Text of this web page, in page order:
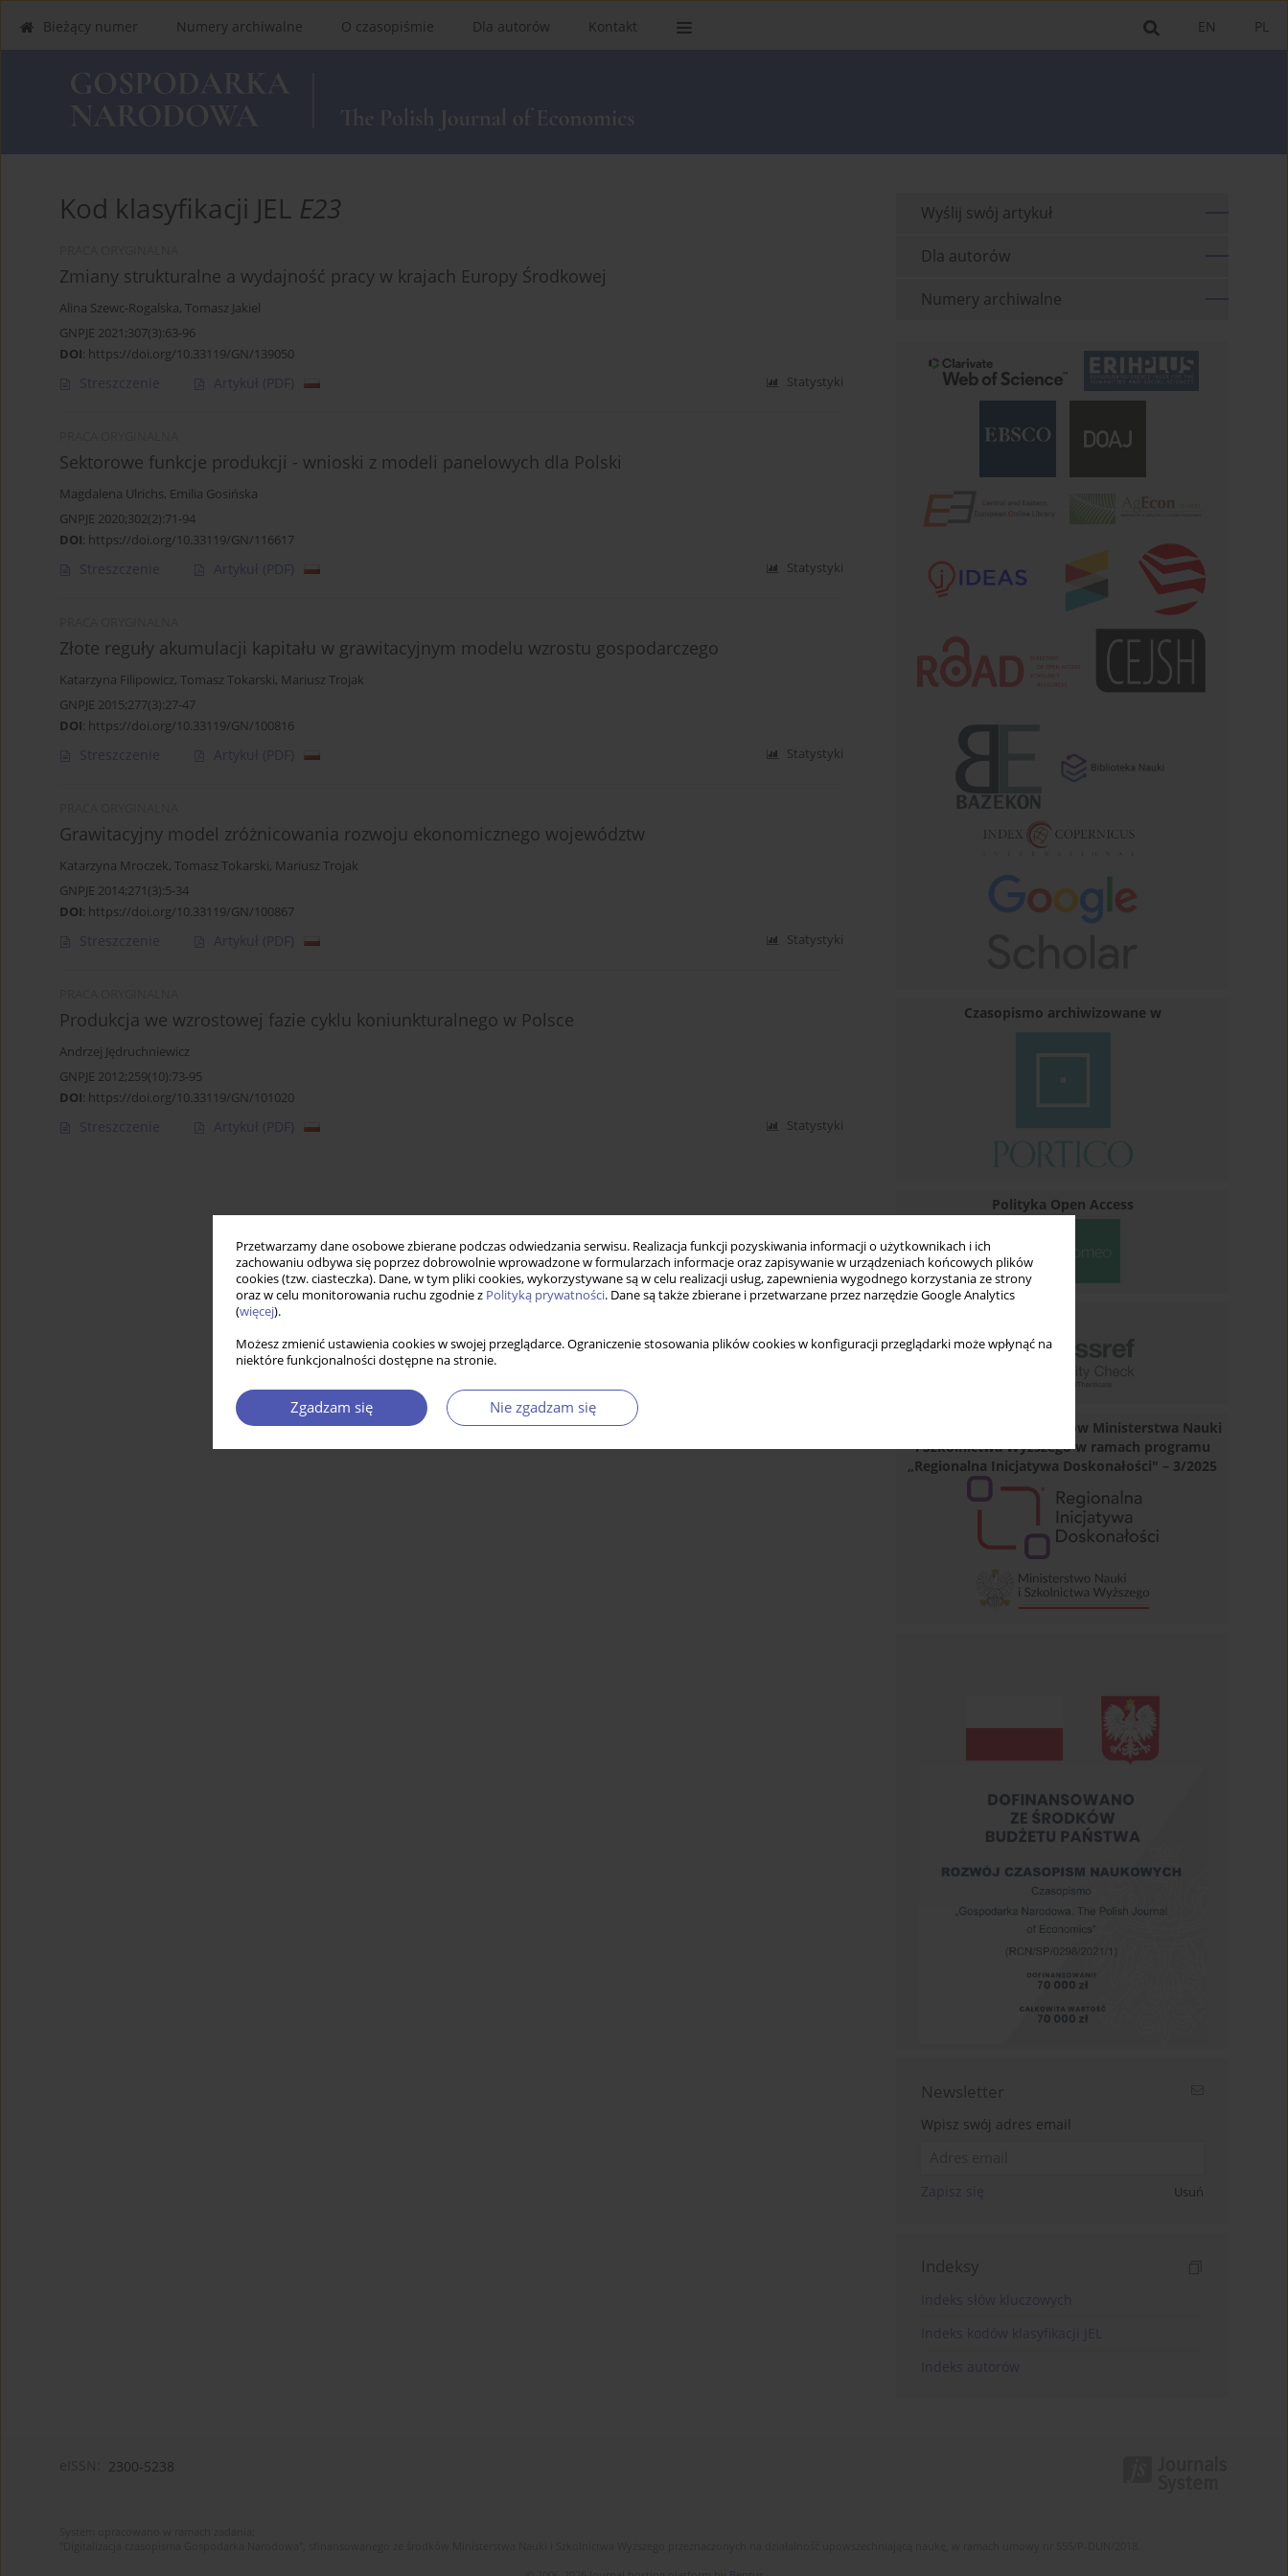
Przetwarzamy dane osobowe zbierane podczas odwiedzania serwisu. Realizacja funkcji pozyskiwania informacji o użytkownikach i ich
zachowaniu odbywa się poprzez dobrowolnie wprowadzone w formularzach informacje oraz zapisywanie w urządzeniach końcowych plików
cookies (tzw. ciasteczka). Dane, w tym pliki cookies, wykorzystywane są w celu realizacji usług, zapewnienia wygodnego korzystania ze strony
oraz w celu monitorowania ruchu zgodnie z Polityką prywatności. Dane są także zbierane i przetwarzane przez narzędzie Google Analytics
(więcej).
Możesz zmienić ustawienia cookies w swojej przeglądarce. Ograniczenie stosowania plików cookies w konfiguracji przeglądarki może wpłynąć na
niektóre funkcjonalności dostępne na stronie.
Zgadzam się Nie zgadzam się
PL
EN
Bieżący numer Numery archiwalne O czasopiśmie Dla autorów Kontakt
Kod klasyfikacji JEL E23
Zmiany strukturalne a wydajność pracy w krajach Europy Środkowej
Alina Szewc-Rogalska, Tomasz Jakiel
GNPJE 2021;307(3):63-96
DOI: https://doi.org/10.33119/GN/139050
Streszczenie Artykuł (PDF) Statystyki
Sektorowe funkcje produkcji - wnioski z modeli panelowych dla Polski
Magdalena Ulrichs, Emilia Gosińska
GNPJE 2020;302(2):71-94
DOI: https://doi.org/10.33119/GN/116617
Streszczenie Artykuł (PDF) Statystyki
Złote reguły akumulacji kapitału w grawitacyjnym modelu wzrostu gospodarczego
Katarzyna Filipowicz, Tomasz Tokarski, Mariusz Trojak
GNPJE 2015;277(3):27-47
DOI: https://doi.org/10.33119/GN/100816
Streszczenie Artykuł (PDF) Statystyki
Grawitacyjny model zróżnicowania rozwoju ekonomicznego województw
Katarzyna Mroczek, Tomasz Tokarski, Mariusz Trojak
GNPJE 2014;271(3):5-34
DOI: https://doi.org/10.33119/GN/100867
Streszczenie Artykuł (PDF) Statystyki
Produkcja we wzrostowej fazie cyklu koniunkturalnego w Polsce
Andrzej Jędruchniewicz
GNPJE 2012;259(10):73-95
DOI: https://doi.org/10.33119/GN/101020
Streszczenie Artykuł (PDF) Statystyki
Wyślij swój artykuł
Dla autorów
Numery archiwalne
Czasopismo archiwizowane w
Polityka Open Access
Dofinansowano ze środków Ministerstwa Nauki
i Szkolnictwa Wyższego w ramach programu
„Regionalna Inicjatywa Doskonałości" – 3/2025
Newsletter
Wpisz swój adres email
Usuń
Indeksy
2300-5238